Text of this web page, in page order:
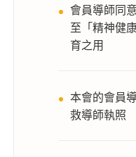
會員導師同
至「精神健
育之用
本會的會員
救導師執照